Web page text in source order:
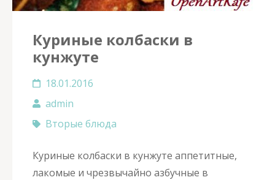
Куриные колбаски в
кунжуте
18.01.2016
admin
Вторые блюда
Куриные колбаски в кунжуте аппетитные,
лакомые и чрезвычайно азбучные в